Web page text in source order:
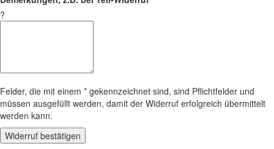
?
Felder, die mit einem * gekennzeichnet sind, sind Pflichtfelder und
müssen ausgefüllt werden, damit der Widerruf erfolgreich übermittelt
werden kann.
Widerruf bestätigen